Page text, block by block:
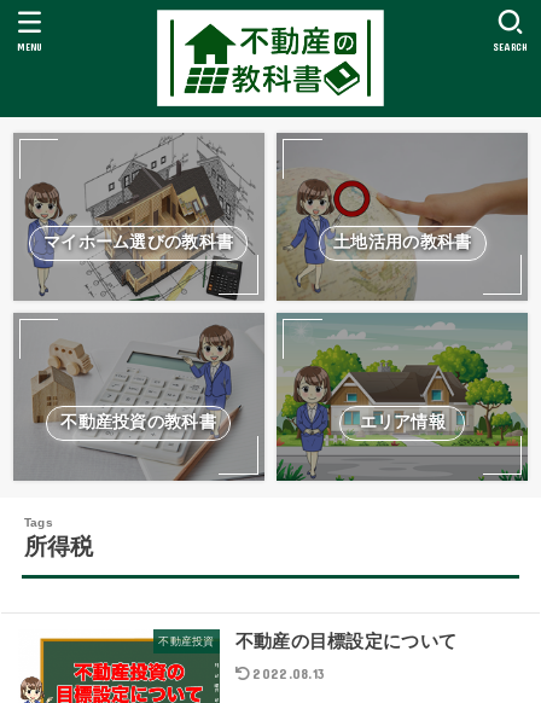
SEARCH
MENU
マイホーム選びの教科書 土地活用の教科書
不動産投資の教科書 エリア情報
所得税
不動産投資 不動産の目標設定について
2022.08.13